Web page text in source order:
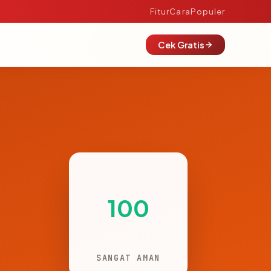
FiturCaraPopuler
Cek Gratis
100
SANGAT AMAN